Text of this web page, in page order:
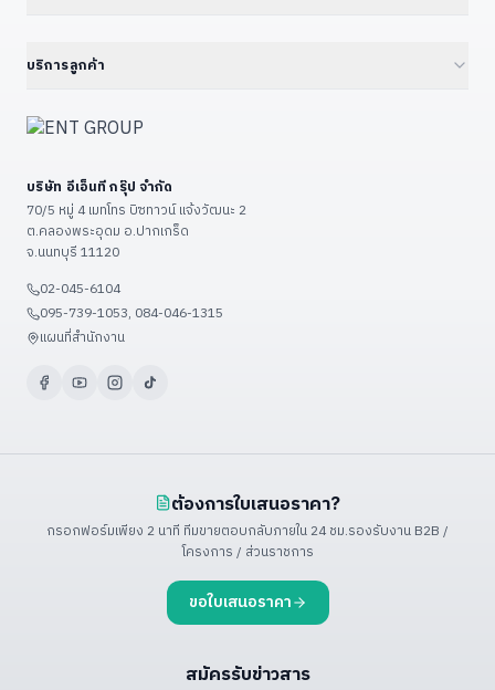
Professional Graphics Card
ดูเพิ่มเติม (+7)
23.8" Wall-Mount Kiosk
27" – 32" Conference
ดูเพิ่มเติม (+13)
Smart Factory 4.0
Government — ราชการ/รัฐวิสาหกิจ
Restaurant & POS / KIOSK
Food Factory — โรงงานอาหาร
ดูเพิ่มเติม (+9)
บริการลูกค้า
ลงทะเบียนสินค้า
เงื่อนไขรับประกัน
วิธีชำระเงิน
ติดต่อเรา / แผนที่
ดูเพิ่มเติม (+3)
บริษัท อีเอ็นที กรุ๊ป จำกัด
70/5 หมู่ 4 เมทโทร บิซทาวน์ แจ้งวัฒนะ 2
ต.คลองพระอุดม อ.ปากเกร็ด
จ.นนทบุรี 11120
02-045-6104
095-739-1053, 084-046-1315
แผนที่สำนักงาน
ต้องการใบเสนอราคา?
กรอกฟอร์มเพียง 2 นาที ทีมขายตอบกลับภายใน 24 ชม.รองรับงาน B2B /
โครงการ / ส่วนราชการ
ขอใบเสนอราคา
สมัครรับข่าวสาร